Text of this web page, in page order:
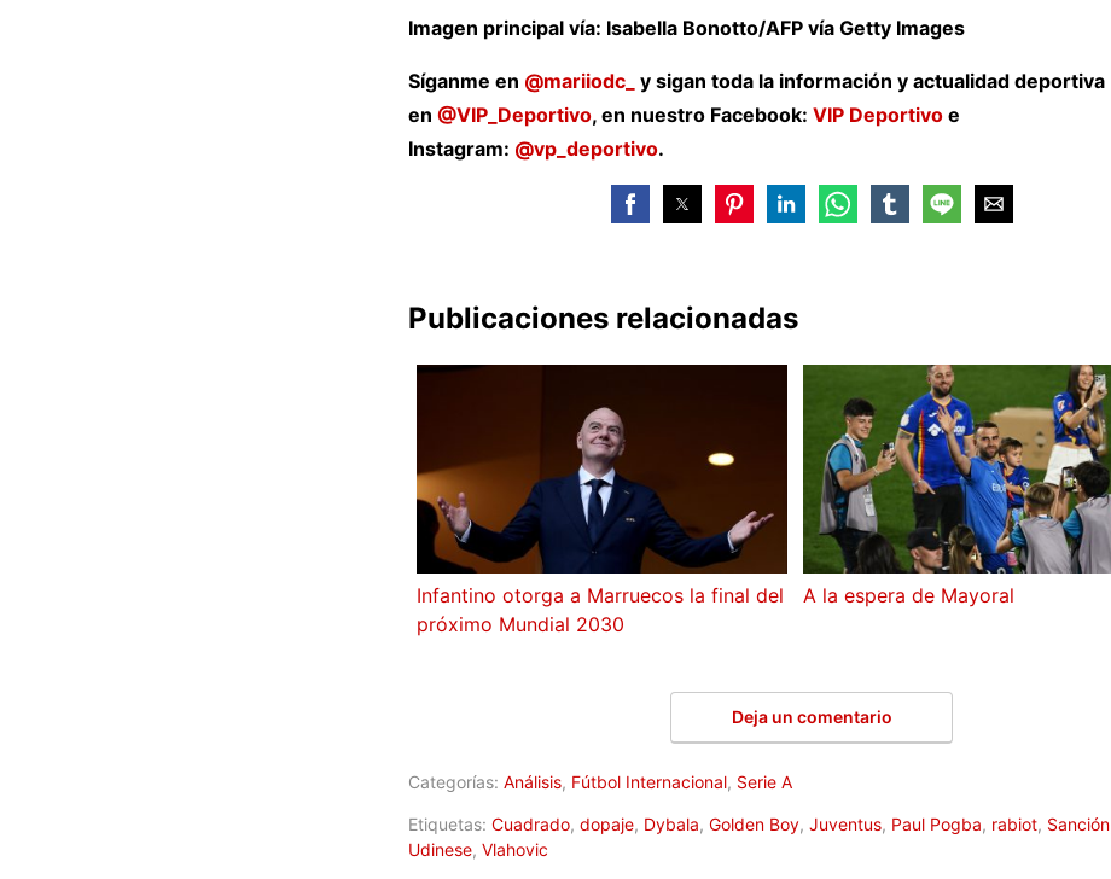
Imagen principal vía: Isabella Bonotto/AFP vía Getty Images
Síganme en @mariiodc_ y sigan toda la información y actualidad deportiva
en @VIP_Deportivo, en nuestro Facebook: VIP Deportivo e
Instagram: @vp_deportivo.
Publicaciones relacionadas
Infantino otorga a Marruecos la final del
próximo Mundial 2030
A la espera de Mayoral
Deja un comentario
Categorías: Análisis, Fútbol Internacional, Serie A
Etiquetas: Cuadrado, dopaje, Dybala, Golden Boy, Juventus, Paul Pogba, rabiot, Sanción
Udinese, Vlahovic